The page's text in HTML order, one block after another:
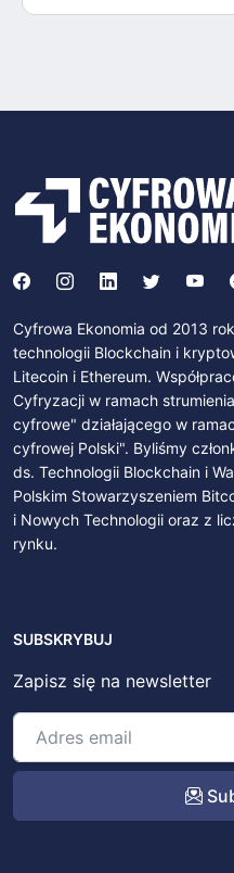
Cyfrowa Ekonomia od 2013
technologii Blockchain i
Litecoin i Ethereum.
Cyfryzacji w ramach
cyfrowe" działającego w
cyfrowej Polski". Byliśmy
ds. Technologii Blockchain i
Polskim Stowarzyszeniem
i Nowych Technologii oraz z
rynku.
SUBSKRYBUJ
Zapisz się na newsletter